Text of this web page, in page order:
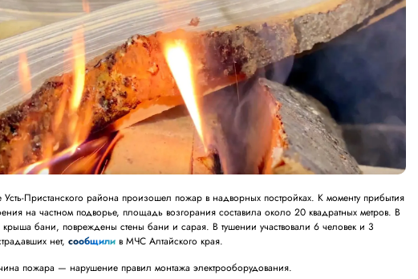
Пристанского района произошел пожар в надворных постройках. К моменту прибытия
на частном подворье, площадь возгорания составила около 20 квадратных метров. В
крыша бани, повреждены стены бани и сарая. В тушении участвовали 6 человек и 3
нет,сообщили в МЧС Алтайского края.
пожара — нарушение правил монтажа электрооборудования.